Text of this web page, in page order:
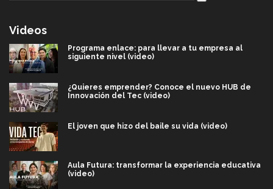
Videos
Programa enlace: para llevar a tu empresa al
siguiente nivel (video)
¿Quieres emprender? Conoce el nuevo HUB de
Innovación del Tec (video)
El joven que hizo del baile su vida (video)
Aula Futura: transformar la experiencia educativa
(video)